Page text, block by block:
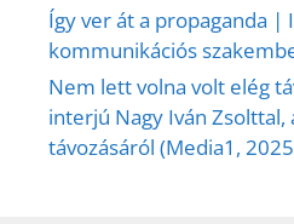
Így ver át a propaganda |
kommunikációs
Nem lett volna volt elég
interjú Nagy Iván
távozásáról (Media1,